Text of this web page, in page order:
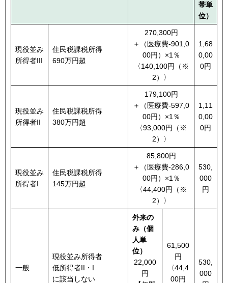
帯単
位）
現役並み
所得者III
住民税課税所得
690万円超
270,300円
＋（医療費-901,0
00円）×1％
〈140,100円（※
2）〉
1,68
0,00
0円
現役並み
所得者II
住民税課税所得
380万円超
179,100円
＋（医療費-597,0
00円）×1％
〈93,000円（※
2）〉
1,11
0,00
0円
現役並み
所得者I
住民税課税所得
145万円超
85,800円
＋（医療費-286,0
00円）×1％
〈44,400円（※
2）〉
530,
000
円
一般
現役並み所得者
低所得者II・I
に該当しない
外来の
み（個
人単
位）
22,000
円
61,500
円
〈44,4
00円
530,
000